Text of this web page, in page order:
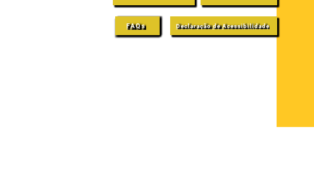
FAQs Declaração de Acessibilidade